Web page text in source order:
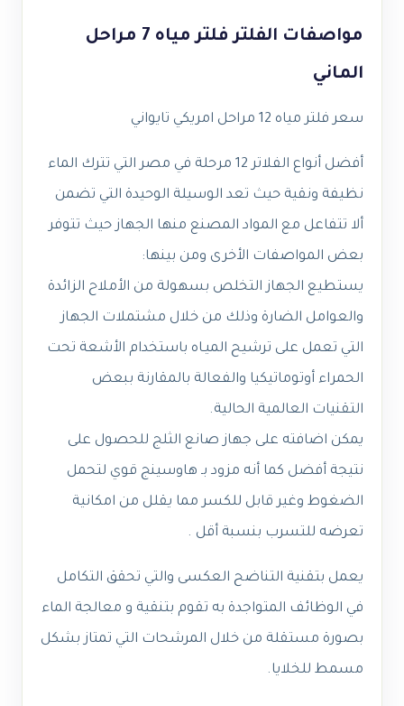
مواصفات الفلتر فلتر مياه 7 مراحل
الماني
سعر فلتر مياه 12 مراحل امريكي تايواني
أفضل أنواع الفلاتر 12 مرحلة في مصر التي تترك الماء
نظيفة ونقية حيث تعد الوسيلة الوحيدة التي تضمن
ألا تتفاعل مع المواد المصنع منها الجهاز حيث تتوفر
بعض المواصفات الأخرى ومن بينها:
يستطيع الجهاز التخلص بسهولة من الأملاح الزائدة
والعوامل الضارة وذلك من خلال مشتملات الجهاز
التي تعمل على ترشيح الميـاه باستخدام الأشعة تحت
الحمراء أوتوماتيكيا والفعالة بالمقارنة ببعض
التقنيات العالمية الحالية.
يمكن اضافته على جهاز صانع الثلج للحصول على
نتيجة أفضل كما أنه مزود بـ هاوسينج قوي لتحمل
الضغوط وغير قابل للكسر مما يقلل من امكانية
تعرضه للتسرب بنسبة أقل .
يعمل بتقنية التناضح العكسى والتي تحقق التكامل
في الوظائف المتواجدة به تقوم بتنقية و معالجة الماء
بصورة مستقلة من خلال المرشحات التي تمتاز بشكل
مسمط للخلايا.